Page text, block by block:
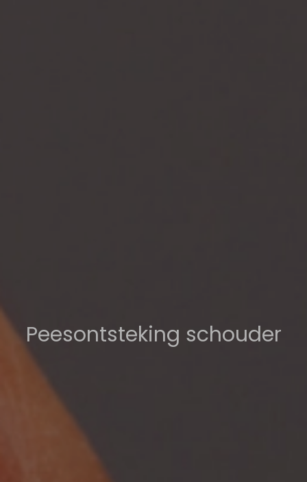
Peesontsteking schouder